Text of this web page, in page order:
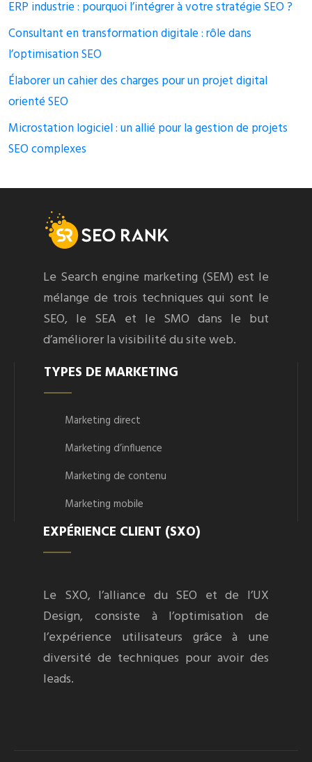
ERP industrie : pourquoi l’intégrer à votre stratégie SEO ?
Consultant en transformation digitale : rôle dans
l’optimisation SEO
Élaborer un cahier des charges pour un projet digital
orienté SEO
Microstation logiciel : un allié pour la gestion de projets
SEO complexes
Le Search engine marketing (SEM) est le
mélange de trois techniques qui sont le
SEO, le SEA et le SMO dans le but
d’améliorer la visibilité du site web.
TYPES DE MARKETING
Marketing direct
Marketing d’influence
Marketing de contenu
Marketing mobile
EXPÉRIENCE CLIENT (SXO)
Le SXO, l’alliance du SEO et de l’UX
Design, consiste à l’optimisation de
l’expérience utilisateurs grâce à une
diversité de techniques pour avoir des
leads.